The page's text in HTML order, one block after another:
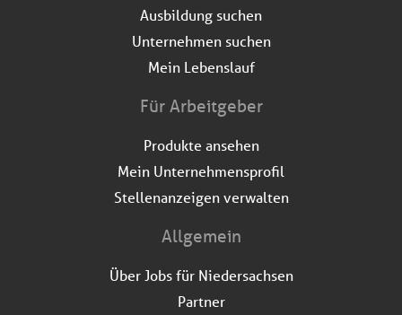
Ausbildung suchen
Unternehmen suchen
Mein Lebenslauf
Für Arbeitgeber
Produkte ansehen
Mein Unternehmensprofil
Stellenanzeigen verwalten
Allgemein
Über Jobs für Niedersachsen
Partner